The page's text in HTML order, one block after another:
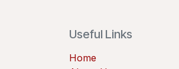
Useful Links
Home